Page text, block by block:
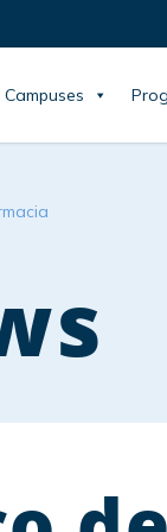
Campuses